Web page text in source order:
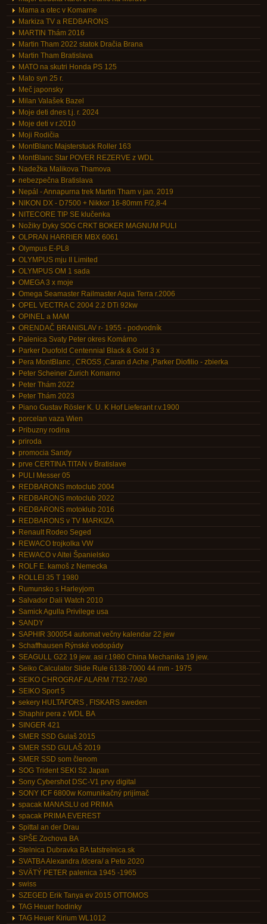
Mama a otec v Komarne
Markiza TV a REDBARONS
MARTIN Thám 2016
Martin Tham 2022 statok Dračia Brana
Martin Tham Bratislava
MATO na skutri Honda PS 125
Mato syn 25 r.
Meč japonsky
Milan Valašek Bazel
Moje deti dnes t.j. r. 2024
Moje deti v r.2010
Moji Rodičia
MontBlanc Majsterstuck Roller 163
MontBlanc Star POVER REZERVE z WDL
Nadežka Malikova Thamova
nebezpečna Bratislava
Nepál - Annapurna trek Martin Tham v jan. 2019
NIKON DX - D7500 + Nikkor 16-80mm F/2,8-4
NITECORE TIP SE klučenka
Nožiky Dyky SOG CRKT BOKER MAGNUM PULI
OLPRAN HARRIER MBX 6061
Olympus E-PL8
OLYMPUS mju II Limited
OLYMPUS OM 1 sada
OMEGA 3 x moje
Omega Seamaster Railmaster Aqua Terra r.2006
OPEL VECTRA C 2004 2.2 DTi 92kw
OPINEL a MAM
ORENDAČ BRANISLAV r- 1955 - podvodník
Palenica Svaty Peter okres Komárno
Parker Duofold Centennial Black & Gold 3 x
Pera MontBlanc , CROSS ,Caran d Ache ,Parker Diofilio - zbierka
Peter Scheiner Zurich Komarno
Peter Thám 2022
Peter Thám 2023
Piano Gustav Rösler K. U. K Hof Lieferant r.v.1900
porcelan vaza Wien
Pribuzny rodina
priroda
promocia Sandy
prve CERTINA TITAN v Bratislave
PULI Messer 05
REDBARONS motoclub 2004
REDBARONS motoclub 2022
REDBARONS motoklub 2016
REDBARONS v TV MARKIZA
Renault Rodeo Seged
REWACO trojkolka VW
REWACO v Altei Španielsko
ROLF E. kamoš z Nemecka
ROLLEI 35 T 1980
Rumunsko s Harleyjom
Salvador Dali Watch 2010
Samick Agulla Privilege usa
SANDY
SAPHIR 300054 automat večny kalendar 22 jew
Schaffhausen Rýnské vodopády
SEAGULL G22 19 jew. asi r.1980 China Mechanika 19 jew.
Seiko Calculator Slide Rule 6138-7000 44 mm - 1975
SEIKO CHROGRAF ALARM 7T32-7A80
SEIKO Sport 5
sekery HULTAFORS , FISKARS sweden
Shaphir pera z WDL BA
SINGER 421
SMER SSD Gulaš 2015
SMER SSD GULAŠ 2019
SMER SSD som členom
SOG Trident SEKI S2 Japan
Sony Cybershot DSC-V1 prvy digital
SONY ICF 6800w Komunikačný prijímač
spacak MANASLU od PRIMA
spacak PRIMA EVEREST
Spittal an der Drau
SPŠE Zochova BA
Stelnica Dubravka BA tatstrelnica.sk
SVATBA Alexandra /dcera/ a Peto 2020
SVÄTÝ PETER palenica 1945 -1965
swiss
SZEGED Erik Tanya ev 2015 OTTOMOS
TAG Heuer hodinky
TAG Heuer Kirium WL1012